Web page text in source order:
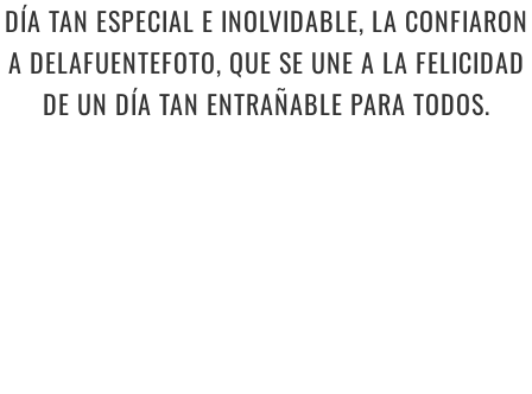
DÍA TAN ESPECIAL E INOLVIDABLE, LA CONFIARON
A DELAFUENTEFOTO, QUE SE UNE A LA FELICIDAD
DE UN DÍA TAN ENTRAÑABLE PARA TODOS.